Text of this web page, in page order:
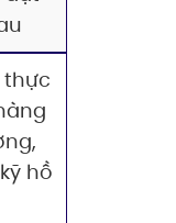
thực
hồ